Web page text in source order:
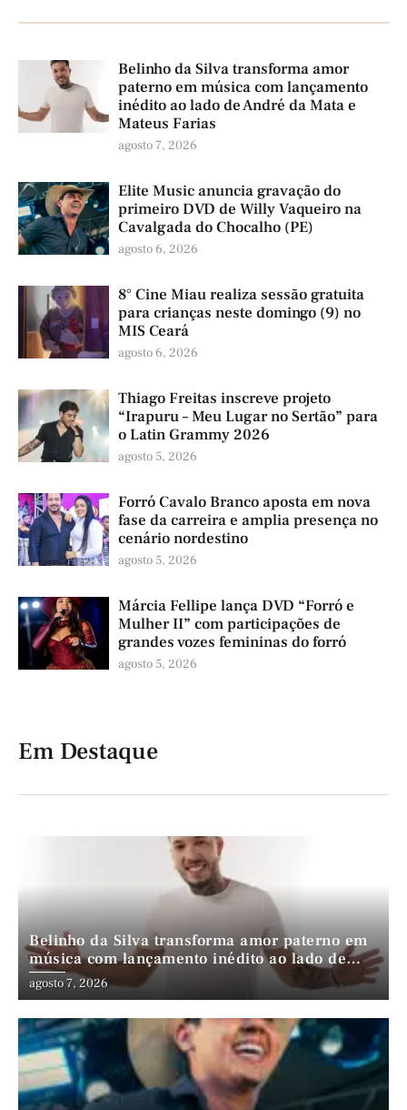
Belinho da Silva transforma amor
paterno em música com lançamento
inédito ao lado de André da Mata e
Mateus Farias
agosto 7, 2026
Elite Music anuncia gravação do
primeiro DVD de Willy Vaqueiro na
Cavalgada do Chocalho (PE)
agosto 6, 2026
8° Cine Miau realiza sessão gratuita
para crianças neste domingo (9) no
MIS Ceará
agosto 6, 2026
Thiago Freitas inscreve projeto
“Irapuru – Meu Lugar no Sertão” para
o Latin Grammy 2026
agosto 5, 2026
Forró Cavalo Branco aposta em nova
fase da carreira e amplia presença no
cenário nordestino
agosto 5, 2026
Márcia Fellipe lança DVD “Forró e
Mulher II” com participações de
grandes vozes femininas do forró
agosto 5, 2026
Em Destaque
Belinho da Silva transforma amor paterno em
música com lançamento inédito ao lado de
André da Mata e Mateus Farias
agosto 7, 2026